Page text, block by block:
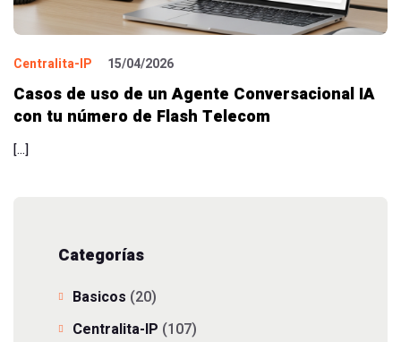
Centralita-IP 15/04/2026
Casos de uso de un Agente Conversacional IA
con tu número de Flash Telecom
[…]
Categorías
Basicos (20)
Centralita-IP (107)